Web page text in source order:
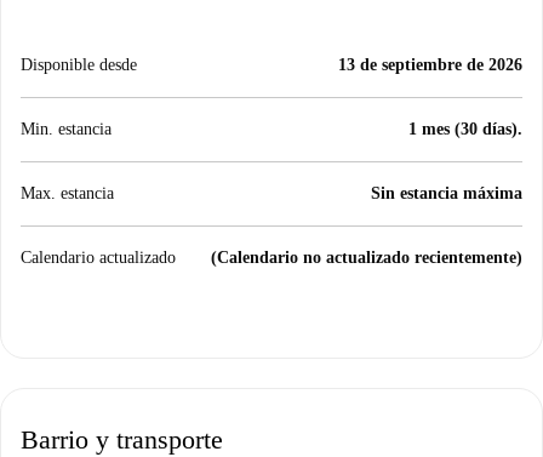
Disponible desde 13 de septiembre de 2026
Min. estancia 1 mes (30 días).
Max. estancia Sin estancia máxima
Calendario actualizado (Calendario no actualizado recientemente)
Barrio y transporte